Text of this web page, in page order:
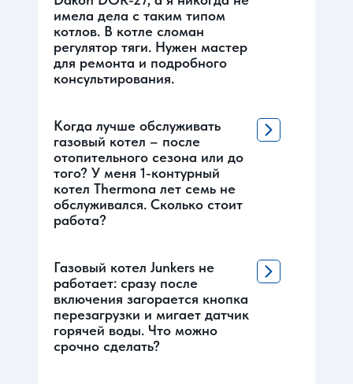
имела дела с таким типом
котлов. В котле сломан
регулятор тяги. Нужен мастер
для ремонта и подробного
консультирования.
Когда лучше обслуживать
газовый котел – после
отопительного сезона или до
того? У меня 1-контурный
котел Thermona лет семь не
обслуживался. Сколько стоит
работа?
Газовый котел Junkers не
работает: сразу после
включения загорается кнопка
перезагрузки и мигает датчик
горячей воды. Что можно
срочно сделать?